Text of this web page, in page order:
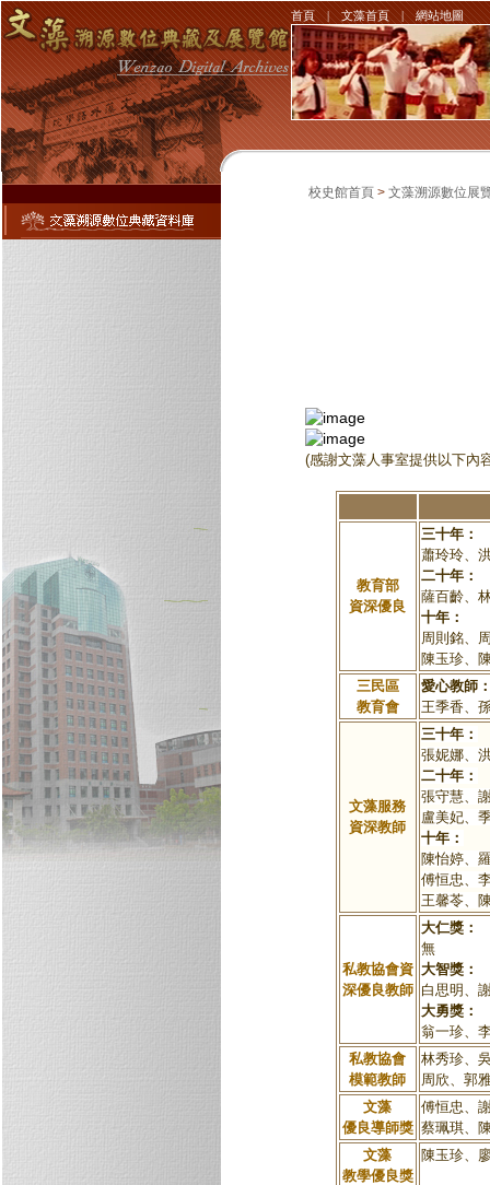
首頁|文藻首頁|網站地圖
校史館首頁 > 文藻溯源數位展
(感謝文藻人事室提供以下內
教育部
資深優良
三十年：
蕭玲玲、
二十年：
薩百齡、
十年：
周則銘、
陳玉珍、
三民區
教育會
愛心教師
王季香、
文藻服務
資深教師
三十年：
張妮娜、
二十年：
張守慧、
盧美妃、
十年：
陳怡婷、
傅恒忠、
王馨苓、
私教協會資
深優良教師
大仁獎：
無
大智獎：
白思明、
大勇獎：
翁一珍、
私教協會
模範教師
林秀珍、
周欣、郭
文藻
優良導師獎
傅恒忠、
蔡珮琪、
文藻
教學優良獎
陳玉珍、